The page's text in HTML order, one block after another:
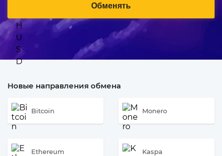
Обменять
Новые направления обмена
Bitcoin Monero
Ethereum Kaspa